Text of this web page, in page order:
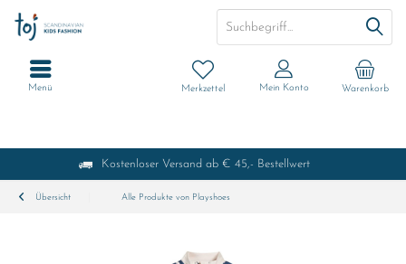
Kostenloser Versand ab € 45,- Bestellwert
Warenkorb
Merkzettel Mein Konto
Menü
Übersicht Alle Produkte von Playshoes